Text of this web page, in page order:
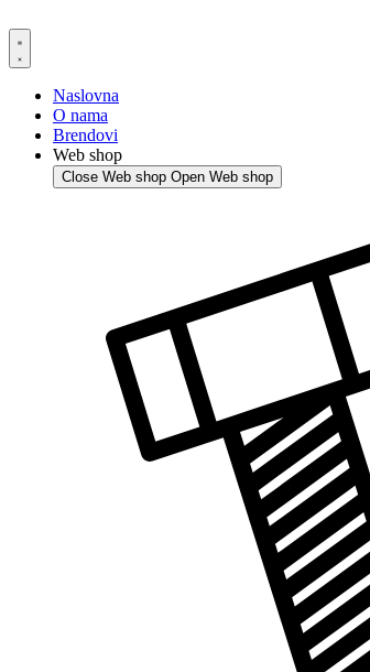
to
content
Naslovna
O nama
Brendovi
Web shop
Close Web shop Open Web shop